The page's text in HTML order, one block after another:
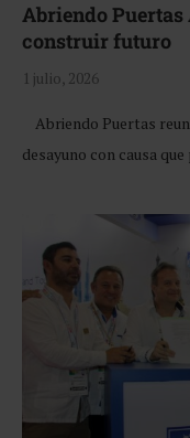
Abriendo Puertas
construir futuro
1 julio, 2026
Abriendo Puertas
desayuno con causa